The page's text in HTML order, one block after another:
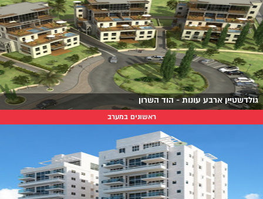
גולדשטיין ארבע עונות - הוד השרון
ראשונים במערב